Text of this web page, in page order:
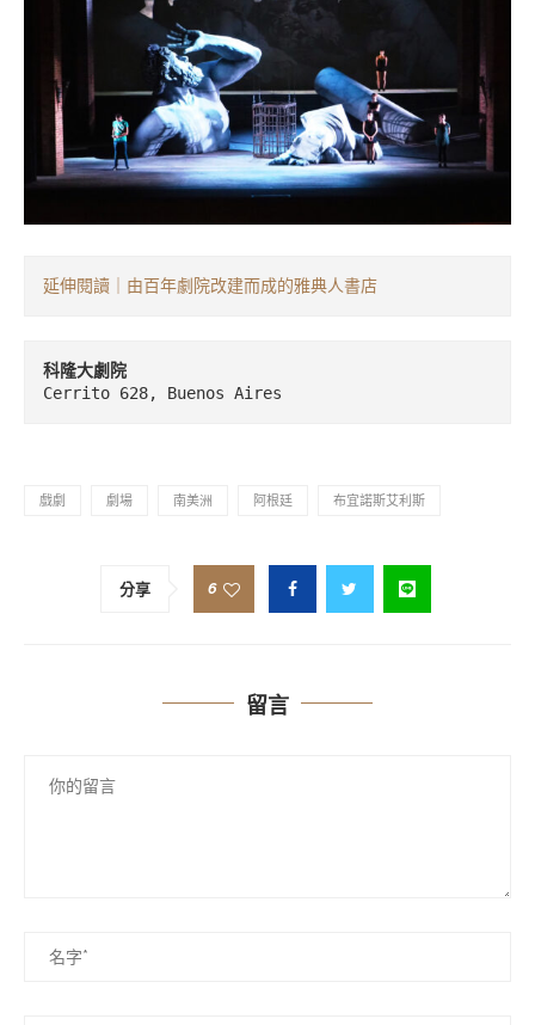
延伸閱讀｜由百年劇院改建而成的雅典人書店
Cerrito 628, Buenos Aires
戲劇 劇場 南美洲 阿根廷 布宜諾斯艾利斯
分享 6
留言